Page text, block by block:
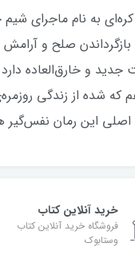
به نام ماجرای
صلح و
و خارق‌العاده
شده از زندگی
اصلی این رمان نفس‌گیر
خرید آنلاین کتاب
فروشگاه خرید آنلاین کتاب
وستابوک